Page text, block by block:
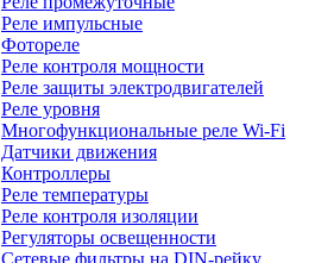
Реле импульсные
Фотореле
Реле контроля мощности
Реле защиты электродвигателей
Реле уровня
Многофункциональные реле Wi-Fi
Датчики движения
Контроллеры
Реле температуры
Реле контроля изоляции
Регуляторы освещенности
Сетевые фильтры на DIN-рейку